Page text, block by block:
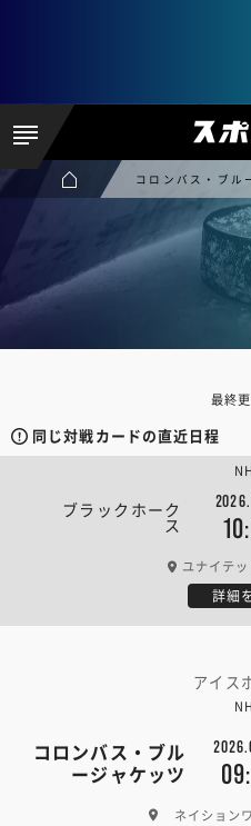
コロンバス・ブル
最終
同じ対戦カードの直近日程
ブラックホーク
ス
ユナイテ
詳細
アイス
コロンバス・ブル
ージャケッツ
ネイション